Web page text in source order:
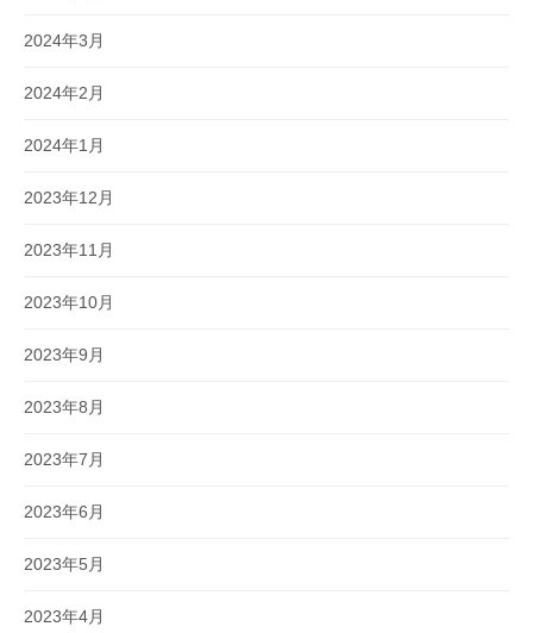
2024年3月
2024年2月
2024年1月
2023年12月
2023年11月
2023年10月
2023年9月
2023年8月
2023年7月
2023年6月
2023年5月
2023年4月